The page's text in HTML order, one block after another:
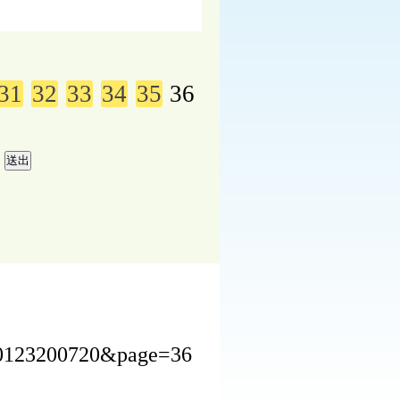
32 33 34 35 36